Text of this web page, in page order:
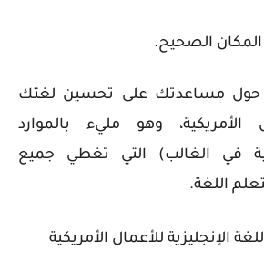
المكان الصحيح.
حول مساعدتك على تحسين لغتك
الأمريكية، وهو مليء بالموارد
في الغالب) التي تغطي جميع
اللغة.
الإنجليزية للأعمال الأمريكية